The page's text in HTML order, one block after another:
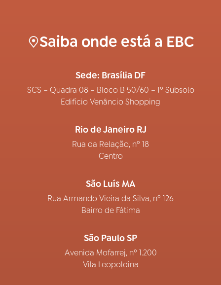
Saiba onde está a EBC
Sede: Brasília DF
SCS – Quadra 08 – Bloco B 50/60 – 1º Subsolo
Edifício Venâncio Shopping
Rio de Janeiro RJ
Rua da Relação, nº 18
Centro
São Luís MA
Rua Armando Vieira da Silva, nº 126
Bairro de Fátima
São Paulo SP
Avenida Mofarrej, nº 1.200
Vila Leopoldina